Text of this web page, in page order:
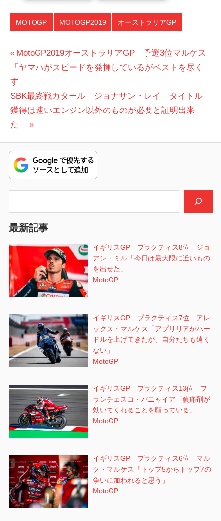
MOTOGP MOTOGP2019 オーストラリアGP
投
稿
ナ
ビ
ゲ
ー
シ
ョ
ン
前
の
投
稿:
MotoGP2019オーストラリアGP 予選3位マルケス
「ヤマハがスピードを発揮しているがベストを尽く
す」
次
の
投
SBK最終戦カタール ジョナサン・レイ「タイトル
獲得は速いエンジン以外のものが必要と証明出来
た」
最新記事
イギリスGP プラクティス8位 ジョ
アン・ミル「今日は最大限に近いもの
を出せた」
MotoGP
イギリスGP プラクティス7位 アレ
ックス・マルケス「アプリリアがハー
ドルを上げてきたが、自分たちも遠く
ない」
MotoGP
イギリスGP プラクティス13位 フ
ランチェスコ・バニャイア「鎮痛剤が
効いてくれることを願っている」
MotoGP
イギリスGP プラクティス6位 マル
ク・マルケス「トップ5からトップ7の
争いに加われると思う」
MotoGP